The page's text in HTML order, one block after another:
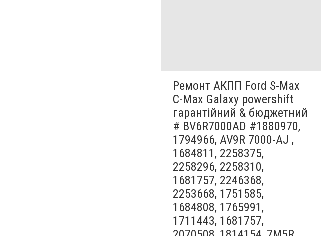
Ремонт АКПП Ford S-Max
C-Max Galaxy powershift
гарантійний & бюджетний
# BV6R7000AD #1880970,
1794966, AV9R 7000-AJ ,
1684811, 2258375,
2258296, 2258310,
1681757, 2246368,
2253668, 1751585,
1684808, 1765991,
1711443, 1681757,